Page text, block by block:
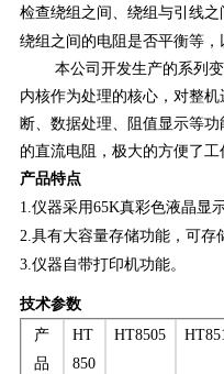
检查绕组之间、绕组与引线
绕组之间的电阻是否平衡等，
本公司开发生产的系列
内核作为处理的核心，对整
断、数据处理、阻值显示等
的直流电阻，极大的方便了工
产品特点
1.仪器采用65K真彩色液晶显
2.具有大容量存储功能，可存
3.仪器自带打印机功能。
技术参数
产
品
HT
850
HT8505